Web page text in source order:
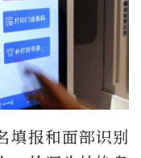
填报和面部识别